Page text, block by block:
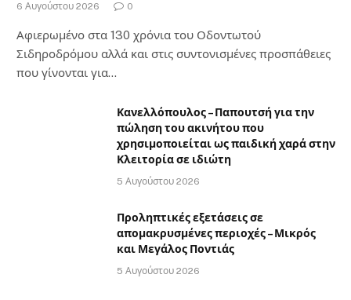
6 Αυγούστου 2026 0
Αφιερωμένο στα 130 χρόνια του Οδοντωτού
Σιδηροδρόμου αλλά και στις συντονισμένες προσπάθειες
που γίνονται για…
Κανελλόπουλος – Παπουτσή για την
πώληση του ακινήτου που
χρησιμοποιείται ως παιδική χαρά στην
Κλειτορία σε ιδιώτη
5 Αυγούστου 2026
Προληπτικές εξετάσεις σε
απομακρυσμένες περιοχές – Μικρός
και Μεγάλος Ποντιάς
5 Αυγούστου 2026